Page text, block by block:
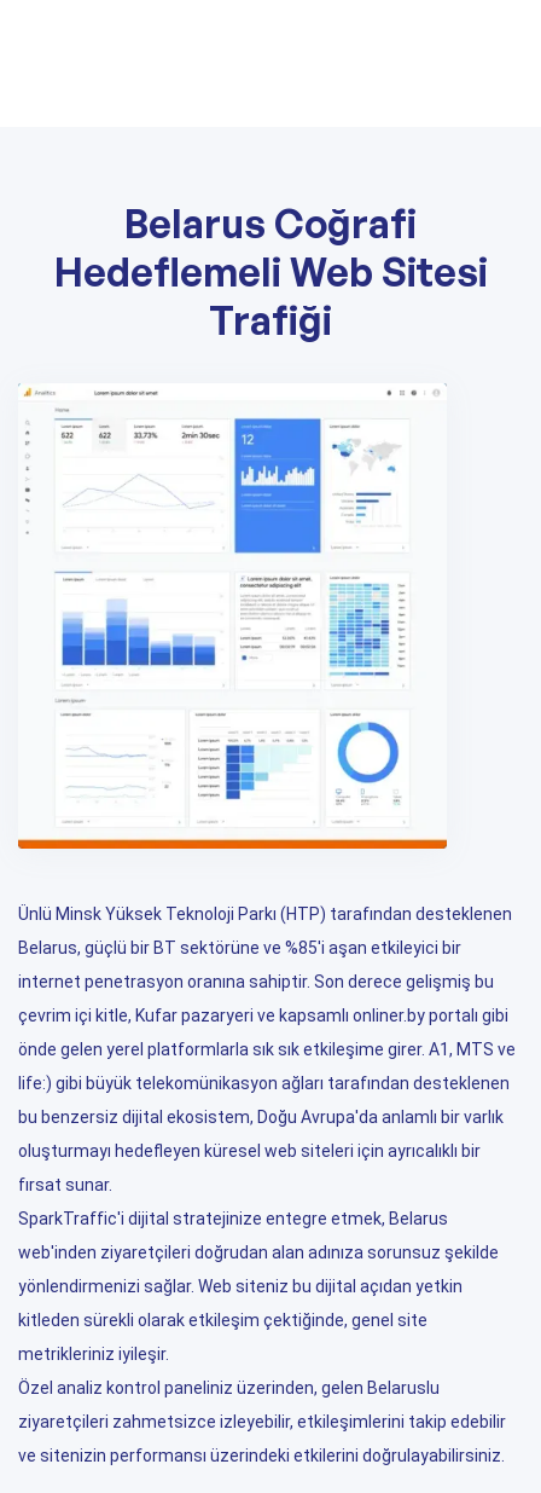
Belarus Coğrafi
Hedeflemeli Web Sitesi
Trafiği
Ünlü Minsk Yüksek Teknoloji Parkı (HTP) tarafından desteklenen
Belarus, güçlü bir BT sektörüne ve %85'i aşan etkileyici bir
internet penetrasyon oranına sahiptir. Son derece gelişmiş bu
çevrim içi kitle, Kufar pazaryeri ve kapsamlı onliner.by portalı gibi
önde gelen yerel platformlarla sık sık etkileşime girer. A1, MTS ve
life:) gibi büyük telekomünikasyon ağları tarafından desteklenen
bu benzersiz dijital ekosistem, Doğu Avrupa'da anlamlı bir varlık
oluşturmayı hedefleyen küresel web siteleri için ayrıcalıklı bir
fırsat sunar.
SparkTraffic'i dijital stratejinize entegre etmek, Belarus
web'inden ziyaretçileri doğrudan alan adınıza sorunsuz şekilde
yönlendirmenizi sağlar. Web siteniz bu dijital açıdan yetkin
kitleden sürekli olarak etkileşim çektiğinde, genel site
metrikleriniz iyileşir.
Özel analiz kontrol paneliniz üzerinden, gelen Belaruslu
ziyaretçileri zahmetsizce izleyebilir, etkileşimlerini takip edebilir
ve sitenizin performansı üzerindeki etkilerini doğrulayabilirsiniz.